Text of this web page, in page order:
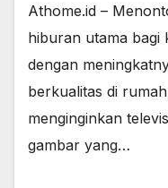
Athome.id –
hiburan utama bagi
dengan
berkualitas di
menginginkan
gambar yang…